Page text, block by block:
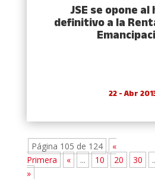
JSE se opone al
definitivo a la
22 - Abr
Página 105 de 124
«
Primera
« ... 10 20 30
»